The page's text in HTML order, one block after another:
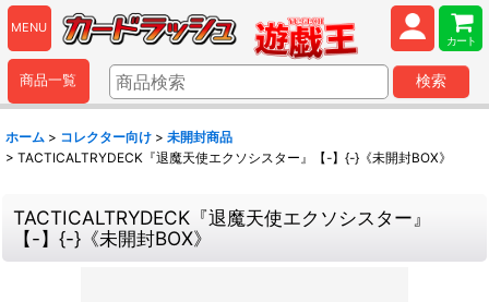
MENU
カート
商品一覧 検索
ホーム > コレクター向け > 未開封商品
> TACTICALTRYDECK『退魔天使エクソシスター』【-】{-}《未開封BOX》
TACTICALTRYDECK『退魔天使エクソシスター』
【-】{-}《未開封BOX》